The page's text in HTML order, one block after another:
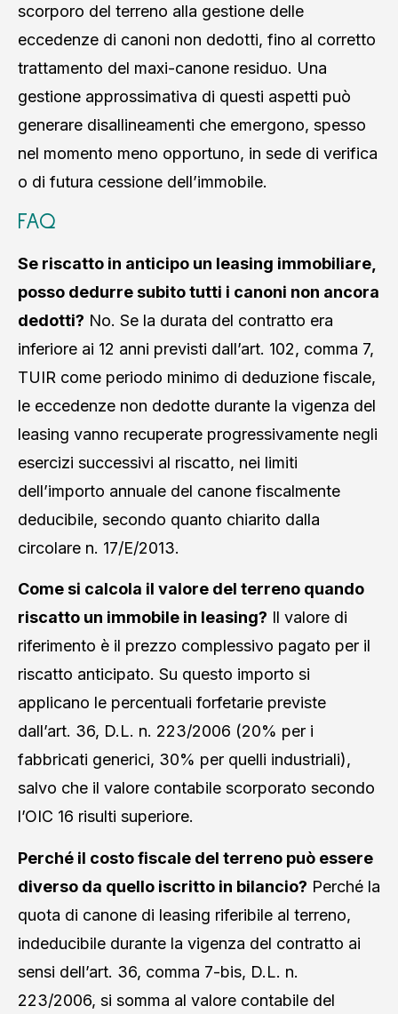
scorporo del terreno alla gestione delle
eccedenze di canoni non dedotti, fino al corretto
trattamento del maxi-canone residuo. Una
gestione approssimativa di questi aspetti può
generare disallineamenti che emergono, spesso
nel momento meno opportuno, in sede di verifica
o di futura cessione dell’immobile.
FAQ
Se riscatto in anticipo un leasing immobiliare,
posso dedurre subito tutti i canoni non ancora
dedotti? No. Se la durata del contratto era
inferiore ai 12 anni previsti dall’art. 102, comma 7,
TUIR come periodo minimo di deduzione fiscale,
le eccedenze non dedotte durante la vigenza del
leasing vanno recuperate progressivamente negli
esercizi successivi al riscatto, nei limiti
dell’importo annuale del canone fiscalmente
deducibile, secondo quanto chiarito dalla
circolare n. 17/E/2013.
Come si calcola il valore del terreno quando
riscatto un immobile in leasing? Il valore di
riferimento è il prezzo complessivo pagato per il
riscatto anticipato. Su questo importo si
applicano le percentuali forfetarie previste
dall’art. 36, D.L. n. 223/2006 (20% per i
fabbricati generici, 30% per quelli industriali),
salvo che il valore contabile scorporato secondo
l’OIC 16 risulti superiore.
Perché il costo fiscale del terreno può essere
diverso da quello iscritto in bilancio? Perché la
quota di canone di leasing riferibile al terreno,
indeducibile durante la vigenza del contratto ai
sensi dell’art. 36, comma 7-bis, D.L. n.
223/2006, si somma al valore contabile del